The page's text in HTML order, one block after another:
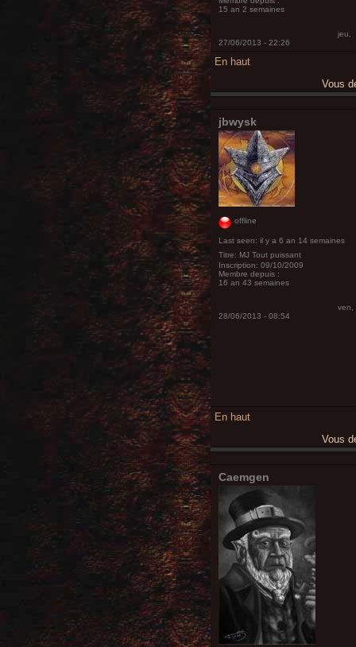
15 an 2 semaines
jeu,
27/06/2013 - 22:26
En haut
Vous
jbwysk
offline
Last seen: il y a 6 an 14 semaines
Titre: MJ Tout puissant
Inscription: 09/10/2009
Membre depuis :
16 an 43 semaines
ven,
28/06/2013 - 08:54
En haut
Vous
Caemgen